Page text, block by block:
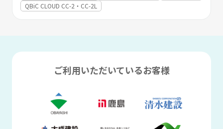
QBiC CLOUD CC-2・CC-2L
ご利用いただいているお客様